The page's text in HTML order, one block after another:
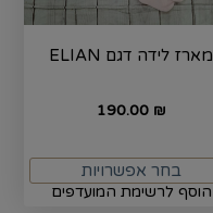
מארז לידה דגם ELIAN
190.00 ₪
בחר אפשרויות
הוסף לרשימת המועדפים